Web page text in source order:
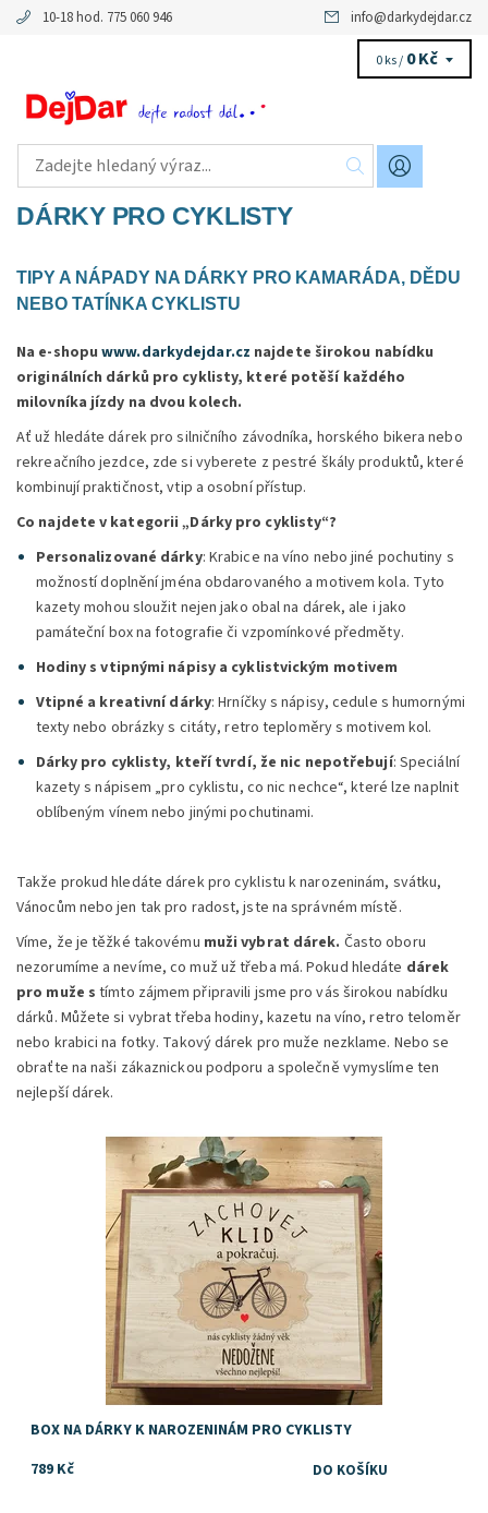
10-18 hod. 775 060 946 info@darkydejdar.cz
0 ks / 0 Kč
DÁRKY PRO CYKLISTY
TIPY A NÁPADY NA DÁRKY PRO KAMARÁDA, DĚDU
NEBO TATÍNKA CYKLISTU
Na e-shopuwww.darkydejdar.cz najdete širokou nabídku
originálních dárků pro cyklisty, které potěší každého
milovníka jízdy na dvou kolech.
Ať už hledáte dárek pro silničního závodníka, horského bikera nebo
rekreačního jezdce, zde si vyberete z pestré škály produktů, které
kombinují praktičnost, vtip a osobní přístup.
Co najdete v kategorii „Dárky pro cyklisty“?
Personalizované dárky: Krabice na víno nebo jiné pochutiny s
možností doplnění jména obdarovaného a motivem kola. Tyto
kazety mohou sloužit nejen jako obal na dárek, ale i jako
památeční box na fotografie či vzpomínkové předměty.
Hodiny s vtipnými nápisy a cyklistvickým motivem
Vtipné a kreativní dárky:Hrníčky s nápisy, cedule s humornými
texty nebo obrázky s citáty, retro teploměry s motivem kol.
Dárky pro cyklisty, kteří tvrdí, že nic nepotřebují: Speciální
kazety s nápisem „pro cyklistu, co nic nechce“, které lze naplnit
oblíbeným vínem nebo jinými pochutinami.
Takže prokud hledáte dárek pro cyklistu k narozeninám, svátku,
Vánocům nebo jen tak pro radost, jste na správném místě.
Víme, že je těžké takovému muži vybrat dárek. Často oboru
nezorumíme a nevíme, co muž už třeba má. Pokud hledáte dárek
pro muže s tímto zájmem připravili jsme pro vás širokou nabídku
dárků. Můžete si vybrat třeba hodiny, kazetu na víno, retro teloměr
nebo krabici na fotky. Takový dárek pro muže nezklame. Nebo se
obraťte na naši zákaznickou podporu a společně vymyslíme ten
nejlepší dárek.
Dostupnost: Skladem
BOX NA DÁRKY K NAROZENINÁM PRO CYKLISTY
789 Kč